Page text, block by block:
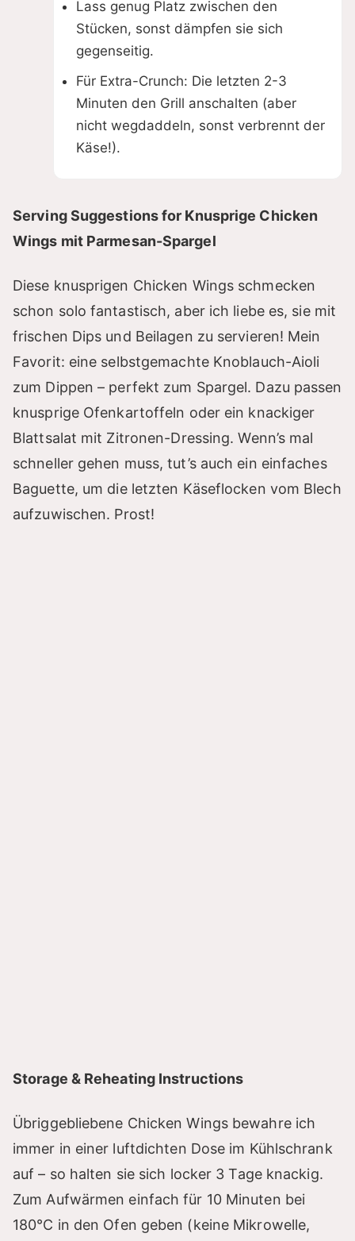
Lass genug Platz zwischen den
Stücken, sonst dämpfen sie sich
gegenseitig.
Für Extra-Crunch: Die letzten 2-3
Minuten den Grill anschalten (aber
nicht wegdaddeln, sonst verbrennt der
Käse!).
Serving Suggestions for Knusprige Chicken
Wings mit Parmesan-Spargel
Diese knusprigen Chicken Wings schmecken
schon solo fantastisch, aber ich liebe es, sie mit
frischen Dips und Beilagen zu servieren! Mein
Favorit: eine selbstgemachte Knoblauch-Aioli
zum Dippen – perfekt zum Spargel. Dazu passen
knusprige Ofenkartoffeln oder ein knackiger
Blattsalat mit Zitronen-Dressing. Wenn’s mal
schneller gehen muss, tut’s auch ein einfaches
Baguette, um die letzten Käseflocken vom Blech
aufzuwischen. Prost!
Storage & Reheating Instructions
Übriggebliebene Chicken Wings bewahre ich
immer in einer luftdichten Dose im Kühlschrank
auf – so halten sie sich locker 3 Tage knackig.
Zum Aufwärmen einfach für 10 Minuten bei
180°C in den Ofen geben (keine Mikrowelle,